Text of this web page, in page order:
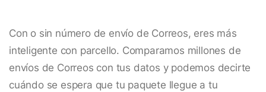
Con o sin número de envío de Correos, eres más
inteligente con parcello. Comparamos millones de
envíos de Correos con tus datos y podemos decirte
cuándo se espera que tu paquete llegue a tu